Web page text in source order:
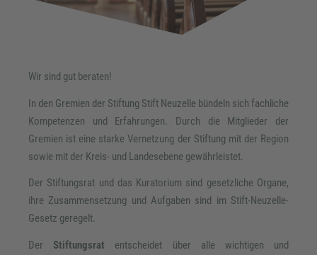
Wir sind gut beraten!
In den Gremien der Stiftung Stift Neuzelle bündeln sich fachliche
Kompetenzen und Erfahrungen. Durch die Mitglieder der
Gremien ist eine starke Vernetzung der Stiftung mit der Region
sowie mit der Kreis- und Landesebene gewährleistet.
Der Stiftungsrat und das Kuratorium sind gesetzliche Organe,
ihre Zusammensetzung und Aufgaben sind im Stift-Neuzelle-
Gesetz geregelt.
Der Stiftungsrat entscheidet über alle wichtigen und